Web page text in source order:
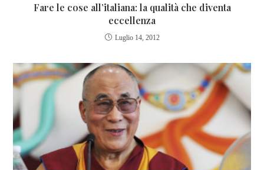
Fare le cose all’italiana: la qualità che diventa
eccellenza
Luglio 14, 2012